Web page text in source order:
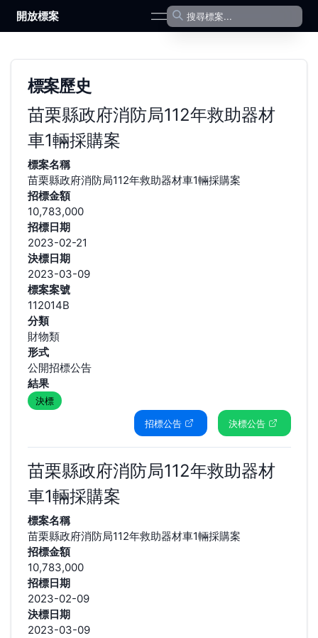
開放標案 open navigation menu
標案歷史
苗栗縣政府消防局112年救助器材
車1輛採購案
標案名稱
苗栗縣政府消防局112年救助器材車1輛採購案
招標金額
10,783,000
招標日期
2023-02-21
決標日期
2023-03-09
標案案號
112014B
分類
財物類
形式
公開招標公告
結果
決標
招標公告
決標公告
苗栗縣政府消防局112年救助器材
車1輛採購案
標案名稱
苗栗縣政府消防局112年救助器材車1輛採購案
招標金額
10,783,000
招標日期
2023-02-09
決標日期
2023-03-09